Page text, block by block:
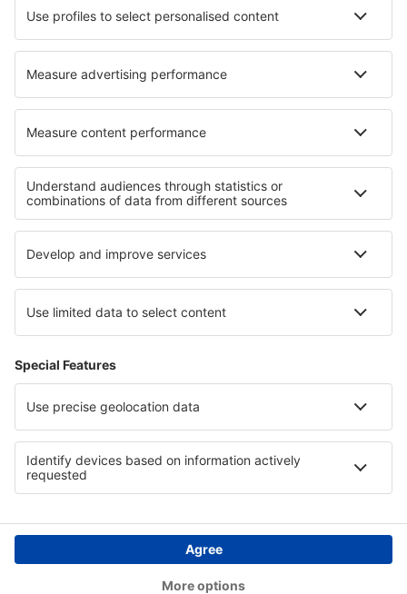
easyJet
Lufthansa
KLM
O eSky
Všeobecné podmínky
Moje rezervace
Politika ochrany soukromí
Podpora a kontakt
Země
Mezinárodní web-stránky
eSky.eu eSky.com eDestinos.com